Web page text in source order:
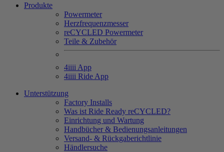
Produkte
Powermeter
Herzfrequenzmesser
reCYCLED Powermeter
Teile & Zubehör
4iiii App
4iiii Ride App
Unterstützung
Factory Installs
Was ist Ride Ready reCYCLED?
Einrichtung und Wartung
Handbücher & Bedienungsanleitungen
Versand- & Rückgaberichtlinie
Händlersuche